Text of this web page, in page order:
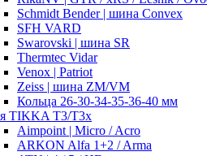
Schmidt Bender | шина Convex
SFH VARD
Swarovski | шина SR
Thermtec Vidar
Venox | Patriot
Zeiss | шина ZM/VM
Кольца 26-30-34-35-36-40 мм
TIKKA T3/T3x
Aimpoint | Micro / Acro
ARKON Alfa 1+2 / Arma